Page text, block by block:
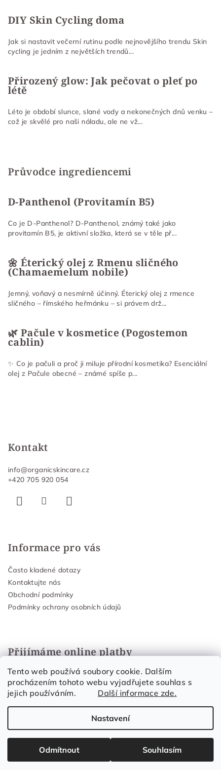
Tento web používá soubory cookie. Dalším
procházením tohoto webu vyjadřujete souhlas s
jejich používáním. Další informace zde.
Nastavení
Odmítnout Souhlasím
DIY Skin Cycling doma
Jak si nastavit večerní rutinu podle nejnovějšího trendu Skin
cycling je jedním z největších trendů...
Přirozený glow: Jak pečovat o pleť po
létě
Léto je období slunce, slané vody a nekonečných dnů venku –
což je skvělé pro naši náladu, ale ne vž...
Průvodce ingrediencemi
D-Panthenol (Provitamín B5)
Co je D-Panthenol? D-Panthenol, známý také jako
provitamín B5, je aktivní složka, která se v těle př...
🌼 Éterický olej z Rmenu sličného
(Chamaemelum nobile)
Jemný, voňavý a nesmírně účinný. Éterický olej z rmence
sličného – římského heřmánku – si právem drž...
🌿 Pačule v kosmetice (Pogostemon
cablin)
✨ Co je pačuli a proč ji miluje přírodní kosmetika? Esenciální
olej z Pačule obecné – známé spíše p...
Kontakt
info@organicskincare.cz
+420 705 920 054
Informace pro vás
Často kladené dotazy
Kontaktujte nás
Obchodní podmínky
Podmínky ochrany osobních údajů
Přijímáme online platby
Upravit nastavení cookies
Vytvořil Shoptet